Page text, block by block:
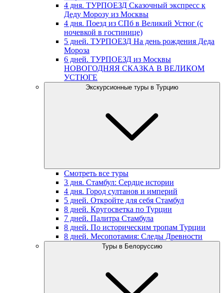
4 дня. ТУРПОЕЗД Сказочный экспресс к
Деду Морозу из Москвы
4 дня. Поезд из СПб в Великий Устюг (с
ночевкой в гостинице)
5 дней. ТУРПОЕЗД На день рождения Деда
Мороза
6 дней. ТУРПОЕЗД из Москвы
НОВОГОДНЯЯ СКАЗКА В ВЕЛИКОМ
УСТЮГЕ
Экскурсионные туры в Турцию
Смотреть все туры
3 дня. Стамбул: Сердце истории
4 дня. Город султанов и империй
5 дней. Откройте для себя Стамбул
8 дней. Кругосветка по Турции
7 дней. Палитра Стамбула
8 дней. По историческим тропам Турции
8 дней. Месопотамия: Следы Древности
Туры в Белоруссию